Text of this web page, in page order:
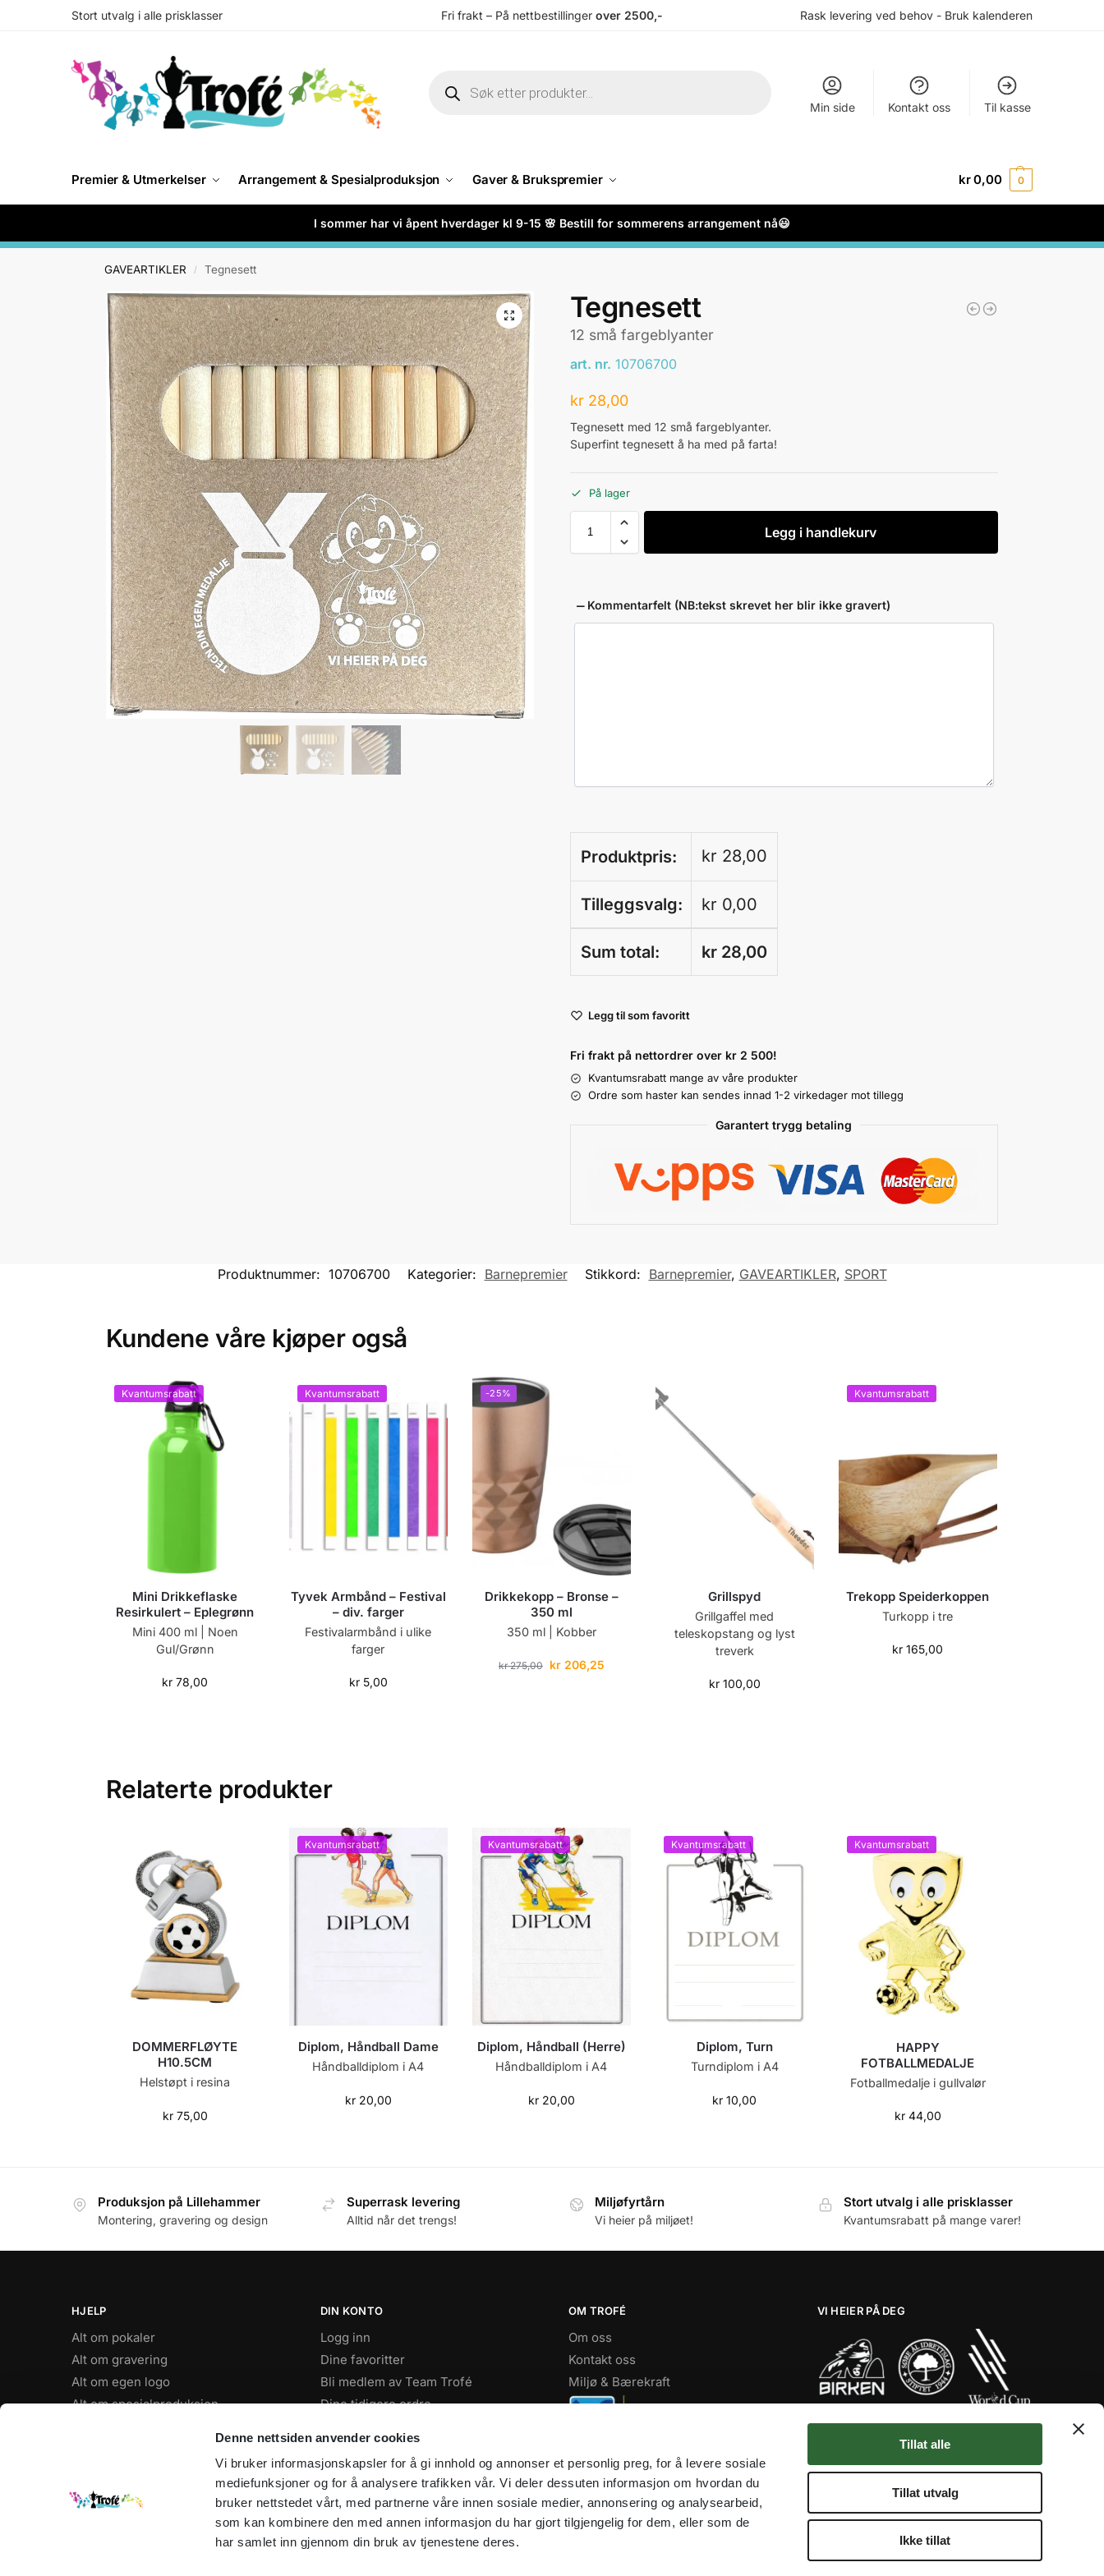
Denne nettsiden anvender cookies
Vi bruker informasjonskapsler for å gi innhold og annonser et personlig preg, for å levere sosiale
mediefunksjoner og for å analysere trafikken vår. Vi deler dessuten informasjon om hvordan du
bruker nettstedet vårt, med partnerne våre innen sosiale medier, annonsering og analysearbeid,
som kan kombinere den med annen informasjon du har gjort tilgjengelig for dem, eller som de
har samlet inn gjennom din bruk av tjenestene deres.
Tillat alle
Tillat utvalg
Ikke tillat
Stort utvalg i alle prisklasser Fri frakt – På nettbestillinger over 2500,- Rask levering ved behov - Bruk kalenderen
Min side Kontakt oss Til kasse
Premier & Utmerkelser Arrangement & Spesialproduksjon Gaver & Brukspremier kr0,00 0
I sommer har vi åpent hverdager kl 9-15 🌸 Bestill for sommerens arrangement nå😃
GAVEARTIKLER / Tegnesett
Tegnesett
12 små fargeblyanter
art. nr. 10706700
kr28,00
Tegnesett med 12 små fargeblyanter.
Superfint tegnesett å ha med på farta!
På lager
Legg i handlekurv
Kommentarfelt (NB:tekst skrevet her blir ikke gravert)
Produktpris: kr 28,00
Tilleggsvalg: kr 0,00
Sum total: kr28,00
l
e
r
n
Legg til som favoritt
Fri frakt på nettordrer over kr 2 500!
Kvantumsrabatt mange av våre produkter
Ordre som haster kan sendes innad 1-2 virkedager mot tillegg
Garantert trygg betaling
Produktnummer: 10706700 Kategorier: Barnepremier Stikkord: Barnepremier, GAVEARTIKLER, SPORT
Kundene våre kjøper også
Kvantumsrabatt
Mini Drikkeflaske
Resirkulert – Eplegrønn
Mini 400 ml | Noen
Gul/Grønn
kr 78,00
Kvantumsrabatt
Tyvek Armbånd – Festival
– div. farger
Festivalarmbånd i ulike
farger
kr5,00
-25%
Drikkekopp – Bronse –
350 ml
350 ml | Kobber
kr275,00 kr206,25
Grillspyd
Grillgaffel med
teleskopstang og lyst
treverk
kr100,00
Kvantumsrabatt
Trekopp Speiderkoppen
Turkopp i tre
kr 165,00
Relaterte produkter
DOMMERFLØYTE
H10.5CM
Helstøpt i resina
kr75,00
Kvantumsrabatt
Diplom, Håndball Dame
Håndballdiplom i A4
kr20,00
Kvantumsrabatt
Diplom, Håndball (Herre)
Håndballdiplom i A4
kr20,00
Kvantumsrabatt
Diplom, Turn
Turndiplom i A4
kr 10,00
Kvantumsrabatt
HAPPY
FOTBALLMEDALJE
Fotballmedalje i gullvalør
kr44,00
Produksjon på Lillehammer
Montering, gravering og design
Superrask levering
Alltid når det trengs!
Miljøfyrtårn
Vi heier på miljøet!
Stort utvalg i alle prisklasser
Kvantumsrabatt på mange varer!
HJELP
Alt om pokaler
Alt om gravering
Alt om egen logo
Alt om spesialproduksjon
ÅPNINGSTIDER
DIN KONTO
Logg inn
Dine favoritter
Bli medlem av Team Trofé
Dine tidigere ordre
OM TROFÉ
Om oss
Kontakt oss
Miljø & Bærekraft
Facebook
Instagram
Youtube
VI HEIER PÅ DEG
Her er noen av våre fantastiske
samarbeidspartnere!